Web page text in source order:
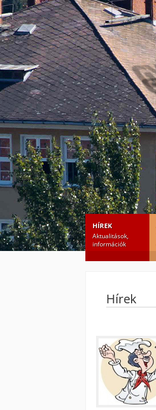
HÍREK
Aktualitások,
információk
Hírek